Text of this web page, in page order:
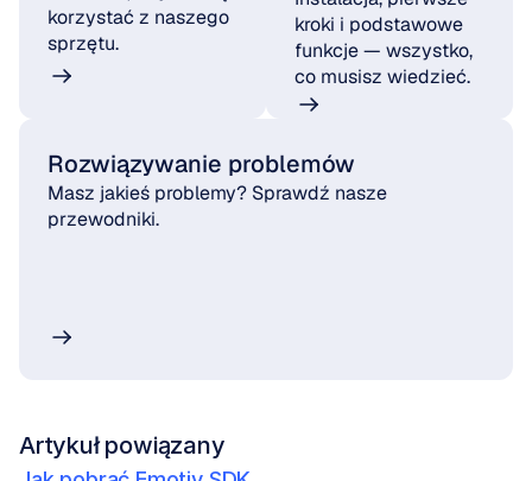
korzystać z naszego
sprzętu.
kroki i podstawowe
funkcje — wszystko,
co musisz wiedzieć.
Rozwiązywanie problemów
Masz jakieś problemy? Sprawdź nasze
przewodniki.
Artykuł powiązany